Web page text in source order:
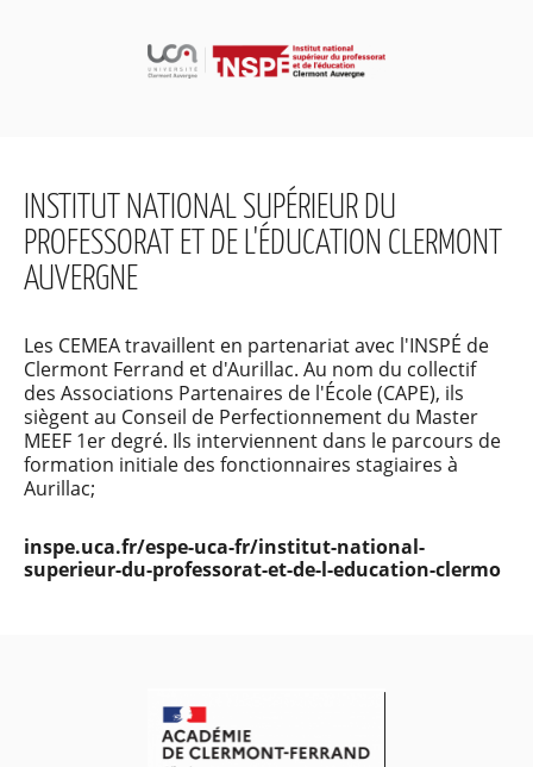
INSTITUT NATIONAL SUPÉRIEUR DU
PROFESSORAT ET DE L'ÉDUCATION CLERMONT
AUVERGNE
Les CEMEA travaillent en partenariat avec l'INSPÉ de
Clermont Ferrand et d'Aurillac. Au nom du collectif
des Associations Partenaires de l'École (CAPE), ils
siègent au Conseil de Perfectionnement du Master
MEEF 1er degré. Ils interviennent dans le parcours de
formation initiale des fonctionnaires stagiaires à
Aurillac;
inspe.uca.fr/espe-uca-fr/institut-national-
superieur-du-professorat-et-de-l-education-clermo